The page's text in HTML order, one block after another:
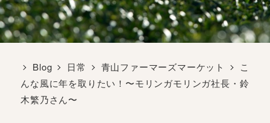
Blog 日常 青山ファーマーズマーケット
こ
んな風に年を取りたい！〜モリンガモリンガ社長・鈴
木繁乃さん〜